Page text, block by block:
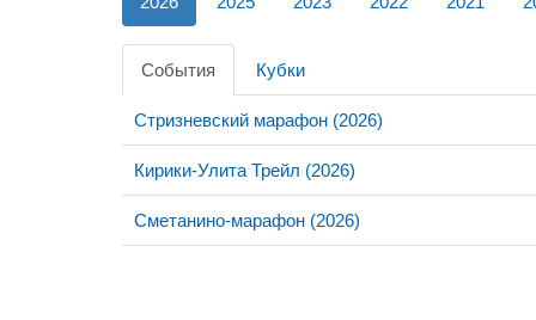
События Кубки
Стризневский марафон (2026)
Кирики-Улита Трейл (2026)
Сметанино-марафон (2026)